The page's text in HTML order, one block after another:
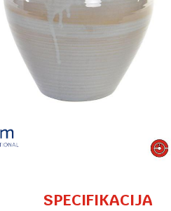
SPECIFIKACIJA